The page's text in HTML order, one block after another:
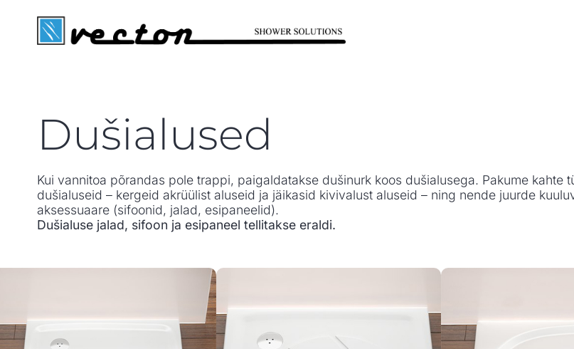
Dušialused
Kui vannitoa põrandas pole trappi, paigaldatakse dušinurk koos dušialusega. Pakume kahte
dušialuseid – kergeid akrüülist aluseid ja jäikasid kivivalust aluseid – ning nende juurde
aksessuaare (sifoonid, jalad, esipaneelid).
Dušialuse jalad, sifoon ja esipaneel tellitakse eraldi.